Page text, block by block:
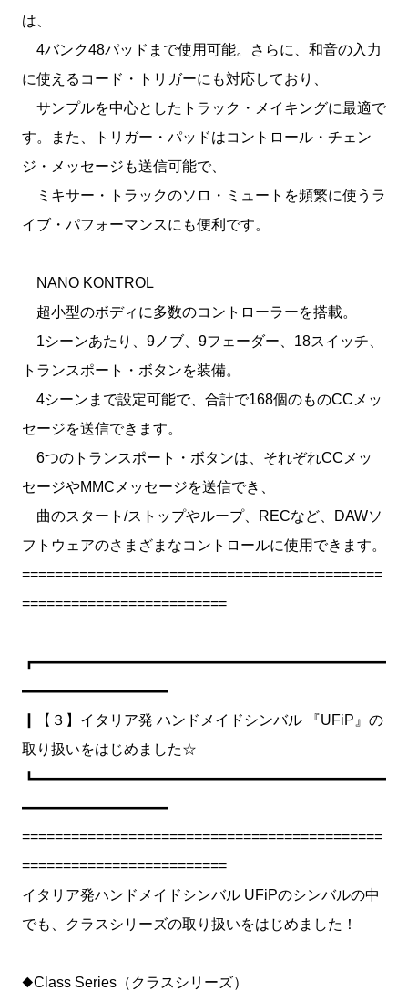
は、
4バンク48パッドまで使用可能。さらに、和音の入力
に使えるコード・トリガーにも対応しており、
サンプルを中心としたトラック・メイキングに最適で
す。また、トリガー・パッドはコントロール・チェン
ジ・メッセージも送信可能で、
ミキサー・トラックのソロ・ミュートを頻繁に使うラ
イブ・パフォーマンスにも便利です。
NANO KONTROL
超小型のボディに多数のコントローラーを搭載。
1シーンあたり、9ノブ、9フェーダー、18スイッチ、
トランスポート・ボタンを装備。
4シーンまで設定可能で、合計で168個のものCCメッ
セージを送信できます。
6つのトランスポート・ボタンは、それぞれCCメッ
セージやMMCメッセージを送信でき、
曲のスタート/ストップやループ、RECなど、DAWソ
フトウェアのさまざまなコントロールに使用できます。
============================================
=========================
┏━━━━━━━━━━━━━━━━━━━━━━━━
━━━━━━━━━━
┃【３】イタリア発 ハンドメイドシンバル 『UFiP』の
取り扱いをはじめました☆
┗━━━━━━━━━━━━━━━━━━━━━━━━
━━━━━━━━━━
============================================
=========================
イタリア発ハンドメイドシンバル UFiPのシンバルの中
でも、クラスシリーズの取り扱いをはじめました！
◆Class Series（クラスシリーズ）